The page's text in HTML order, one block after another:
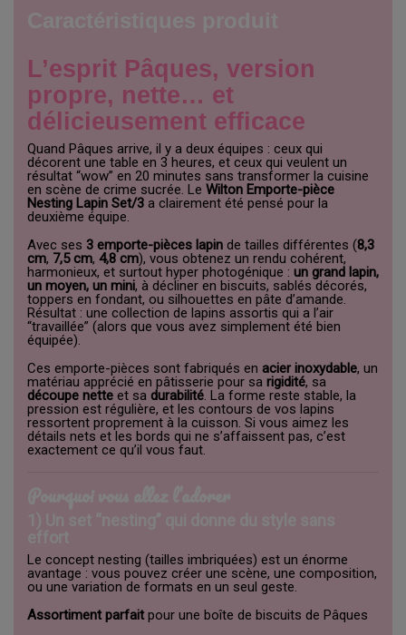
L’esprit Pâques, version
propre, nette… et
délicieusement efficace
Quand Pâques arrive, il y a deux équipes : ceux qui
décorent une table en 3 heures, et ceux qui veulent un
résultat “wow” en 20 minutes sans transformer la cuisine
en scène de crime sucrée. Le Wilton Emporte-pièce
Nesting Lapin Set/3 a clairement été pensé pour la
deuxième équipe.
Avec ses 3 emporte-pièces lapin de tailles différentes (8,3
cm, 7,5 cm, 4,8 cm), vous obtenez un rendu cohérent,
harmonieux, et surtout hyper photogénique : un grand lapin,
un moyen, un mini, à décliner en biscuits, sablés décorés,
toppers en fondant, ou silhouettes en pâte d’amande.
Résultat : une collection de lapins assortis qui a l’air
“travaillée” (alors que vous avez simplement été bien
équipée).
Ces emporte-pièces sont fabriqués en acier inoxydable, un
matériau apprécié en pâtisserie pour sa rigidité, sa
découpe nette et sa durabilité. La forme reste stable, la
pression est régulière, et les contours de vos lapins
ressortent proprement à la cuisson. Si vous aimez les
détails nets et les bords qui ne s’affaissent pas, c’est
exactement ce qu’il vous faut.
Le concept nesting (tailles imbriquées) est un énorme
avantage : vous pouvez créer une scène, une composition,
ou une variation de formats en un seul geste.
Assortiment parfaitpour une boîte de biscuits de Pâques